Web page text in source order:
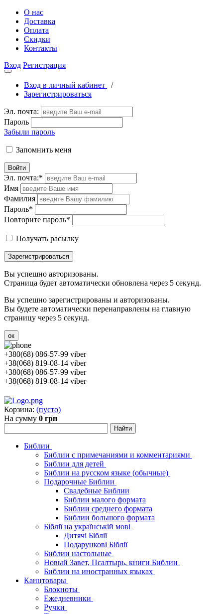
О нас
Доставка
Оплата
Скидки
Контакты
Вход Регистрация
Вход в личный кабинет
/
Зарегистрироваться
Эл. почта:
Пароль
Забыли пароль
Запомнить меня
Войти
Эл. почта:*
Имя
Фамилия
Пароль*
Повторите пароль*
Получать расылку
Зарегистрироваться
Вы успешно авторизованы.
Страница будет автоматически обновлена через 5 секунд.
Вы успешно зарегистрированы и авторизованы.
Вы будете автоматически перенаправлены на главную
страницу через 5 секунд.
ок
+380(68) 086-57-99 viber
+38(068) 819-08-14 viber
+380(68) 086-57-99 viber
+38(068) 819-08-14 viber
Корзина: (пусто)
На сумму 0 грн
Библии
Библии с примечаниями и комментариями
Библии для детей
Библии на русском языке (обычные)
Подарочные Библии
Свадебные Библии
Библии малого формата
Библии среднего формата
Библии большого формата
Біблії на українській мові
Дитячі Біблії
Подарункові Біблії
Библии настольные
Новый Завет, Псалтырь, книги Библии
Библии на иностранных языках
Канцтовары
Блокноты
Ежедневники
Ручки